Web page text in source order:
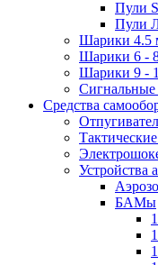
Пули
Пули
Шарики 4.5
Шарики 6 -
Шарики 9 -
Средства
Устройства
БАМы